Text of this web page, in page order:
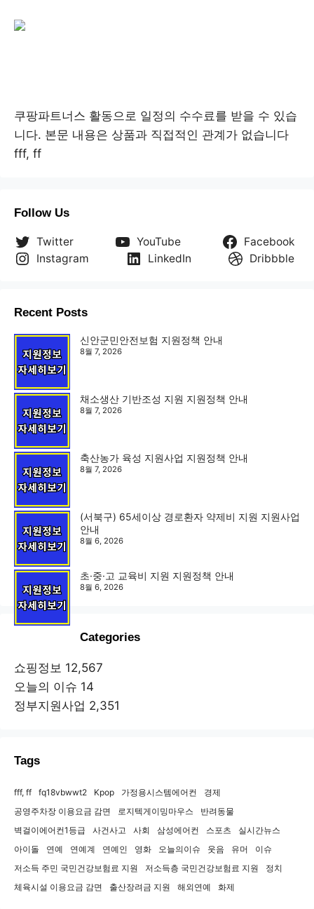
쿠팡파트너스 활동으로 일정의 수수료를 받을 수 있습
니다. 본문 내용은 상품과 직접적인 관계가 없습니다
fff, ff
Follow Us
Twitter YouTube
Facebook
Instagram
LinkedIn Dribbble
Recent Posts
신안군민안전보험 지원정책 안내
8월 7, 2026
채소생산 기반조성 지원 지원정책 안내
8월 7, 2026
축산농가 육성 지원사업 지원정책 안내
8월 7, 2026
(서북구) 65세이상 경로환자 약제비 지원 지원사업
안내
8월 6, 2026
초·중·고 교육비 지원 지원정책 안내
8월 6, 2026
Categories
쇼핑정보 12,567
오늘의 이슈 14
정부지원사업 2,351
Tags
fff, ff fq18vbwwt2 Kpop 가정용시스템에어컨
경제
공영주차장 이용요금 감면
로지텍게이밍마우스
반려동물
벽걸이에어컨1등급
사건사고 사회 삼성에어컨 스포츠
실시간뉴스
아이돌
연예 연예계 연예인 영화 오늘의이슈 웃음 유머
이슈
저소득 주민 국민건강보험료 지원
저소득층 국민건강보험료 지원
정치
체육시설 이용요금 감면
출산장려금 지원 해외연예 화제